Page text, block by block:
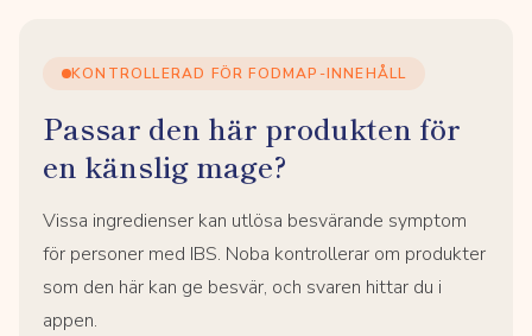
KONTROLLERAD FÖR FODMAP-INNEHÅLL
Passar den här produkten för
en känslig mage?
Vissa ingredienser kan utlösa besvärande symptom
för personer med IBS. Noba kontrollerar om produkter
som den här kan ge besvär, och svaren hittar du i
appen.